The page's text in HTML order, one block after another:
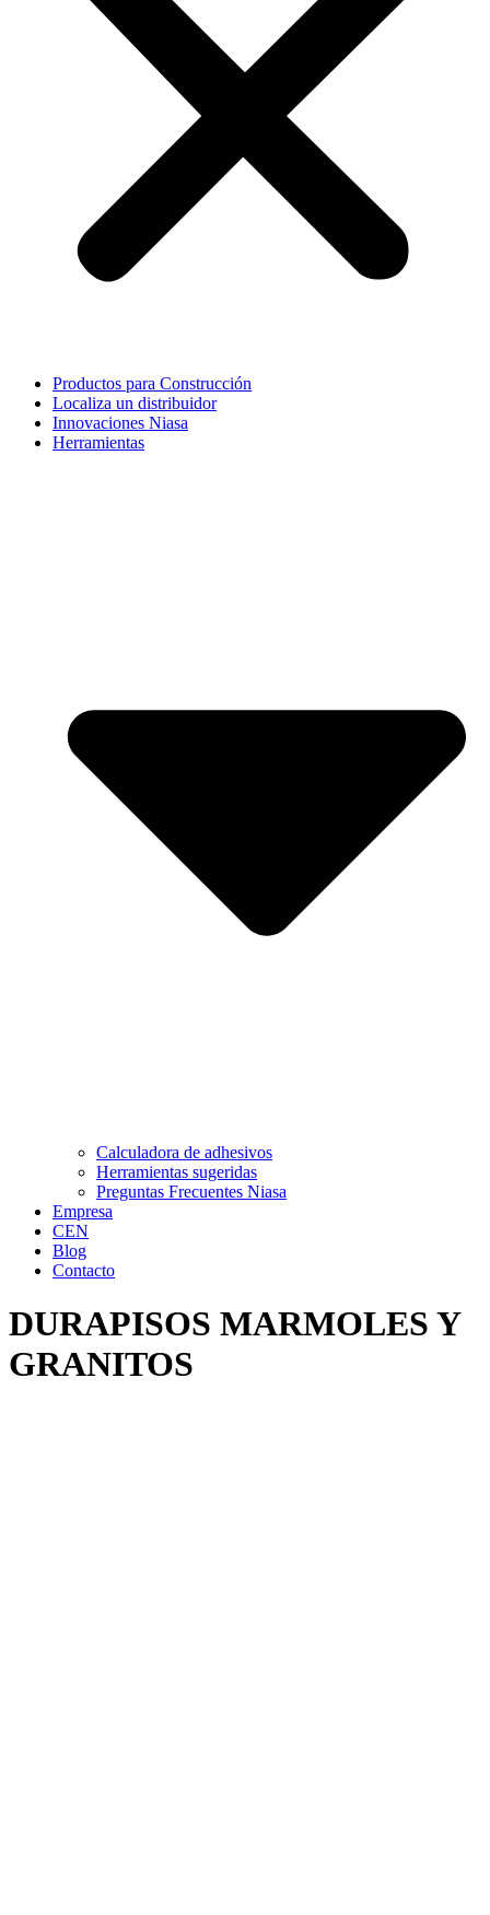
Productos para Construcción
Localiza un distribuidor
Innovaciones Niasa
Herramientas
Calculadora de adhesivos
Herramientas sugeridas
Preguntas Frecuentes Niasa
Empresa
CEN
Blog
Contacto
DURAPISOS MARMOLES Y
GRANITOS